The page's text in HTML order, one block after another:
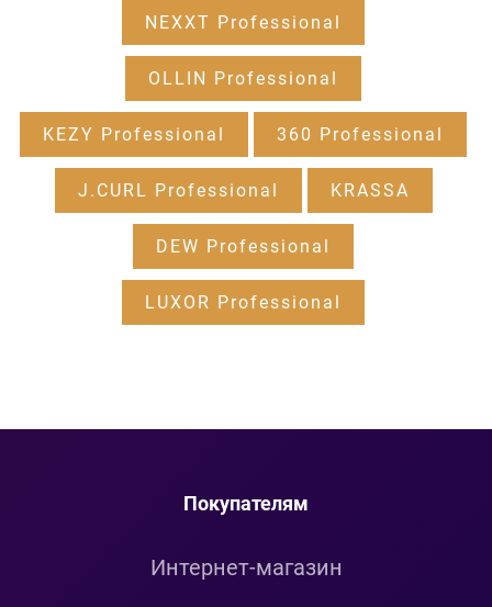
NEXXT Professional
OLLIN Professional
KEZY Professional 360 Professional
J.CURL Professional KRASSA
DEW Professional
LUXOR Professional
Покупателям
Интернет-магазин